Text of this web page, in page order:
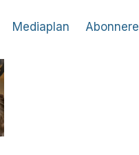
Mediaplan Abonnere